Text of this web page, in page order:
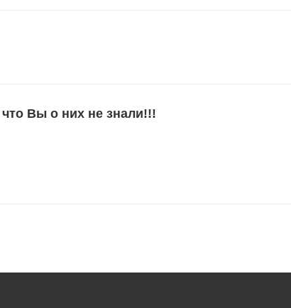
что Вы о них не знали!!!